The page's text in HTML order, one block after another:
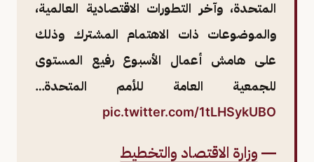
المتحدة، وآخر التطورات الاقتصادية العالمية،
والموضوعات ذات الاهتمام المشترك وذلك
على هامش أعمال الأسبوع رفيع المستوى
للجمعية العامة للأمم المتحدة…
pic.twitter.com/1tLHSykUBO
— وزارة الاقتصاد والتخطيط